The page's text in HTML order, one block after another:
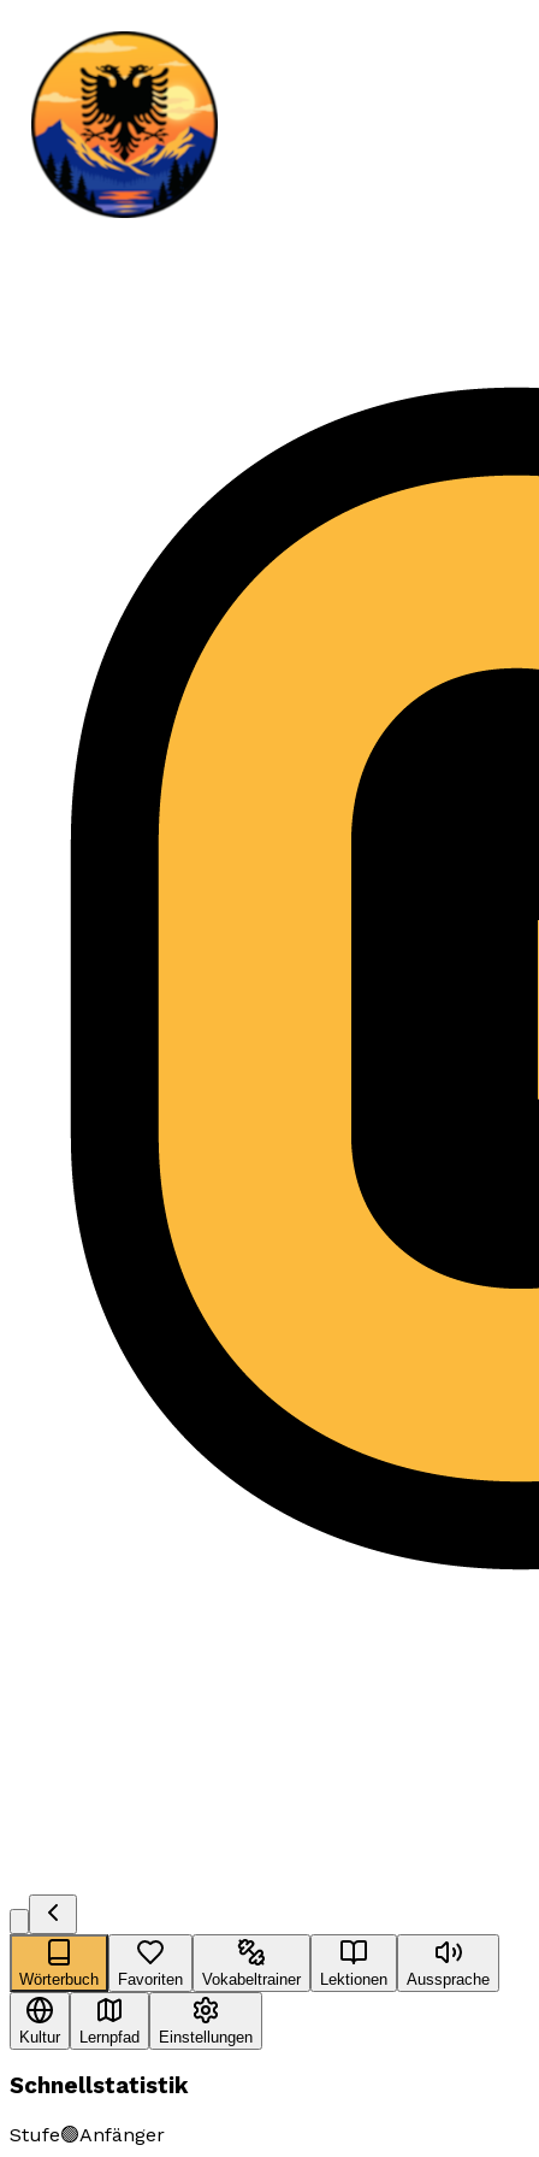
Wörterbuch Favoriten Vokabeltrainer Lektionen Aussprache
Kultur Lernpfad Einstellungen
Schnellstatistik
Stufe🟢Anfänger